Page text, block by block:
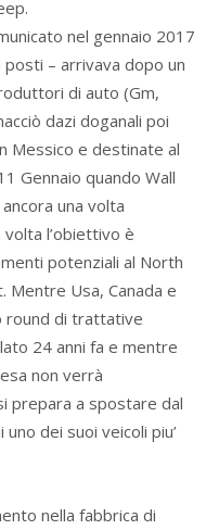
nel gennaio 2017
– arrivava dopo un
di auto (Gm,
dazi doganali poi
Messico e destinate al
Gennaio quando Wall
una volta
volta l’obiettivo è
potenziali al North
Mentre Usa, Canada e
round di trattative
24 anni fa e mentre
non verrà
prepara a spostare dal
dei suoi veicoli piu’
nella fabbrica di